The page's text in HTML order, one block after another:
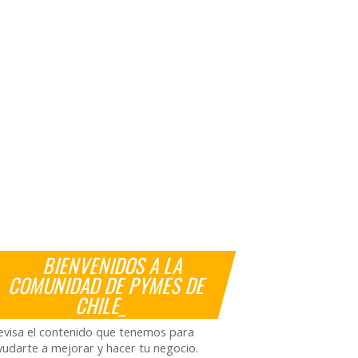
BIENVENIDOS A LA
COMUNIDAD DE PYMES DE
CHILE_
el contenido que tenemos para
a mejorar y hacer tu negocio.